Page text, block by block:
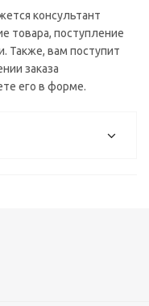
консультант
товара, поступление
Также, вам поступит
заказа
его в форме.